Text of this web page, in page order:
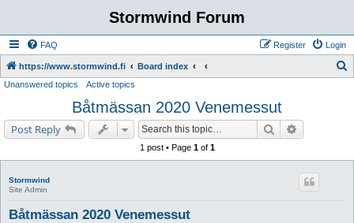
Stormwind Forum
FAQ Login
Register
https://www.stormwind.fi Board index
h
Unanswered topics Active topics
Båtmässan 2020 Venemessut
Post Reply Search
1 post • Page 1of 1
Stormwind
Site Admin
Båtmässan 2020 Venemessut